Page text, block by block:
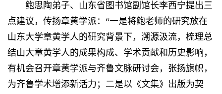
鲍思陶弟子、山东省图书馆副馆长李西宁提出三
点建议，传扬章黄学派：“一是将鲍老师的研究放在
山东大学章黄学人的研究背景下，溯源汲流，梳理总
结山大章黄学人的成果构成、学术贡献和历史影响，
有机会召开章黄学派与齐鲁文脉研讨会，张扬旗帜，
为齐鲁学术增添新活力；二是以《文集》出版为契